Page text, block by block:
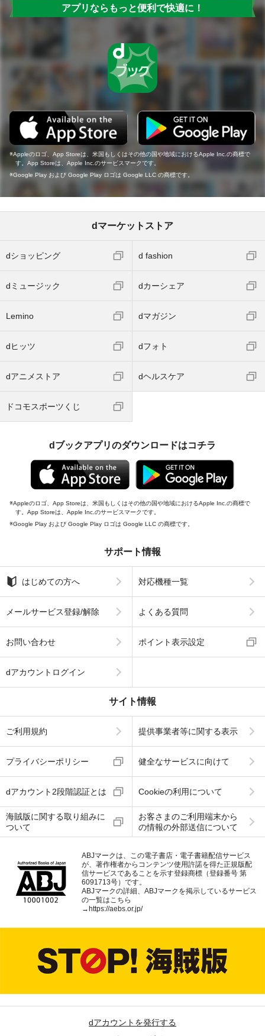
アプリならもっと便利で快適に！
Appleのロゴ、App Storeは、米国もしくはその他の国や地域におけるApple Inc.の商標で
す。App Storeは、Apple Inc.のサービスマークです。
Google Play および Google Play ロゴは Google LLC の商標です。
dマーケットストア
dショッピング d fashion
dミュージック dカーシェア
Lemino dマガジン
dヒッツ dフォト
dアニメストア dヘルスケア
ドコモスポーツくじ
dブックアプリのダウンロードはコチラ
Appleのロゴ、App Storeは、米国もしくはその他の国や地域におけるApple Inc.の商標で
す。App Storeは、Apple Inc.のサービスマークです。
Google Play および Google Play ロゴは Google LLC の商標です。
サポート情報
はじめての方へ 対応機種一覧
メールサービス登録/解除 よくある質問
お問い合わせ ポイント表示設定
dアカウントログイン
サイト情報
ご利用規約 提供事業者等に関する表示
プライバシーポリシー 健全なサービスに向けて
dアカウント2段階認証とは Cookieの利用について
海賊版に関する取り組みに
ついて
お客さまのご利用端末から
の情報の外部送信について
ABJマークは、この電子書店・電子書籍配信サービス
が、著作権者からコンテンツ使用許諾を得た正規版配
信サービスであることを示す登録商標（登録番号 第
6091713号）です。
ABJマークの詳細、ABJマークを掲示しているサービス
の一覧はこちら
→https://aebs.or.jp/
dアカウントを発行する